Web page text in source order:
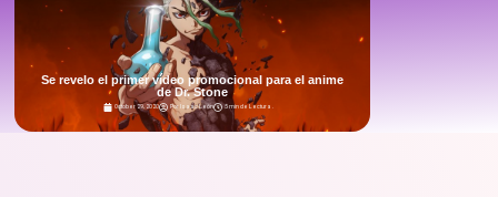
Se revelo el primer vídeo promocional para el anime
de Dr. Stone
October 29, 2020 Por Isaac León 5 min de Lectura .